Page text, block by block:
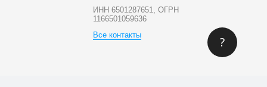
ИНН 6501287651, ОГРН
1166501059636
Все контакты
?